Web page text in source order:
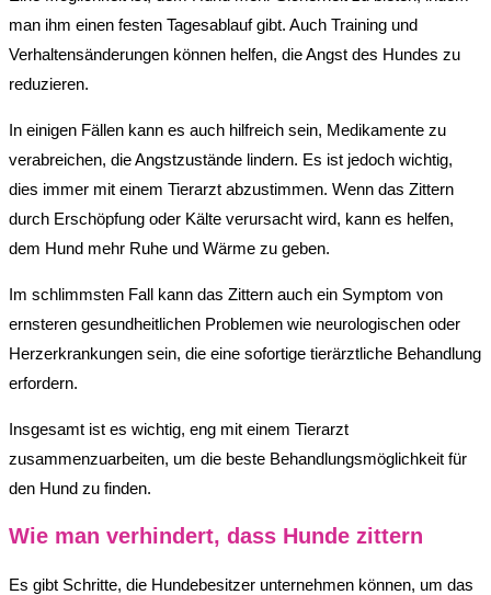
man ihm einen festen Tagesablauf gibt. Auch Training und
Verhaltensänderungen können helfen, die Angst des Hundes zu
reduzieren.
In einigen Fällen kann es auch hilfreich sein, Medikamente zu
verabreichen, die Angstzustände lindern. Es ist jedoch wichtig,
dies immer mit einem Tierarzt abzustimmen. Wenn das Zittern
durch Erschöpfung oder Kälte verursacht wird, kann es helfen,
dem Hund mehr Ruhe und Wärme zu geben.
Im schlimmsten Fall kann das Zittern auch ein Symptom von
ernsteren gesundheitlichen Problemen wie neurologischen oder
Herzerkrankungen sein, die eine sofortige tierärztliche Behandlung
erfordern.
Insgesamt ist es wichtig, eng mit einem Tierarzt
zusammenzuarbeiten, um die beste Behandlungsmöglichkeit für
den Hund zu finden.
Wie man verhindert, dass Hunde zittern
Es gibt Schritte, die Hundebesitzer unternehmen können, um das